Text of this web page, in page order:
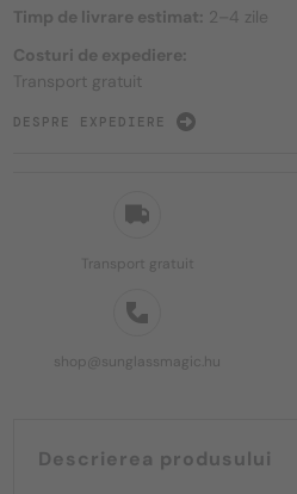
Transport gratuit
shop@sunglassmagic.hu
Descrierea produsului
Timp de livrare estimat: 2–4 zile
Costuri de expediere:
Transport gratuit
DESPRE EXPEDIERE